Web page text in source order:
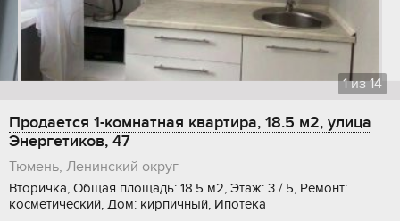
1из14
Продается 1-комнатная квартира, 18.5 м2, улица
Энергетиков, 47
Тюмень, Ленинский округ
Вторичка, Общая площадь: 18.5 м2, Этаж: 3 / 5, Ремонт:
косметический, Дом: кирпичный, Ипотека